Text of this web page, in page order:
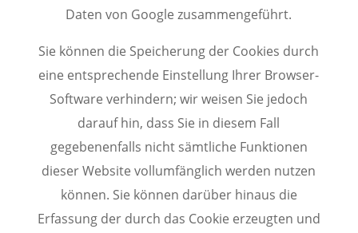
Daten von Google zusammengeführt.
Sie können die Speicherung der Cookies durch
eine entsprechende Einstellung Ihrer Browser-
Software verhindern; wir weisen Sie jedoch
darauf hin, dass Sie in diesem Fall
gegebenenfalls nicht sämtliche Funktionen
dieser Website vollumfänglich werden nutzen
können. Sie können darüber hinaus die
Erfassung der durch das Cookie erzeugten und